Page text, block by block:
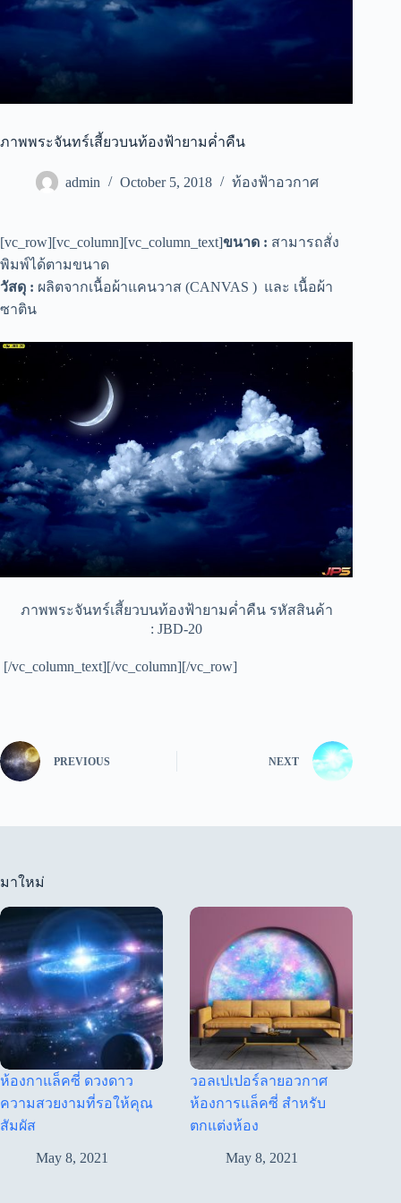
ภาพพระจันทร์เสี้ยวบนท้องฟ้ายามค่ำคืน
admin October 5, 2018 ท้องฟ้าอวกาศ
[vc_row][vc_column][vc_column_text]ขนาด : สามารถสั่ง
พิมพ์ได้ตามขนาด
วัสดุ : ผลิตจากเนื้อผ้าแคนวาส (CANVAS ) และ เนื้อผ้า
ซาติน
ภาพพระจันทร์เสี้ยวบนท้องฟ้ายามค่ำคืน รหัสสินค้า
: JBD-20
[/vc_column_text][/vc_column][/vc_row]
PREVIOUS NEXT
มาใหม่
ห้องกาแล็คซี่ ดวงดาว
ความสวยงามที่รอให้คุณ
สัมผัส
May 8, 2021
วอลเปเปอร์ลายอวกาศ
ห้องการแล็คซี่ สำหรับ
ตกแต่งห้อง
May 8, 2021